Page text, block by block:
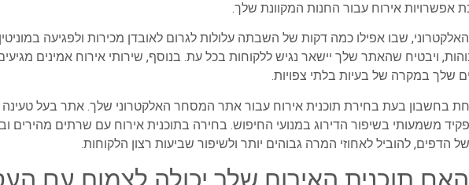
אירוח עבור החנות המקוונת שלך.
שבו אפילו כמה דקות של השבתה עלולות לגרום לאובדן מכירות ולפגיעה
ויבטיח שהאתר שלך יישאר נגיש ללקוחות בכל עת. בנוסף, שירותי אירוח אמינים
שלך במקרה של בעיות בלתי צפויות.
בחשבון בעת בחירת תוכנית אירוח עבור אתר המסחר האלקטרוני שלך. אתר בעל
בשיפור הדירוג במנועי החיפוש. בחירה בתוכנית אירוח עם שרתים מהירים
הדפים, להוביל לאחוזי המרה גבוהים יותר ולשיפור שביעות רצון הלקוחות.